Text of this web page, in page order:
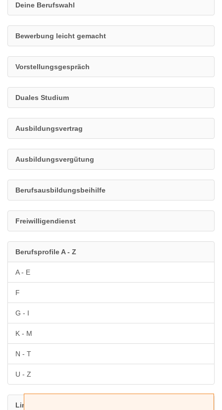
Deine Berufswahl
Bewerbung leicht gemacht
Vorstellungsgespräch
Duales Studium
Ausbildungsvertrag
Ausbildungsvergütung
Berufsausbildungsbeihilfe
Freiwilligendienst
Berufsprofile A - Z
A - E
F
G - I
K - M
N - T
U - Z
Link auf diese Seiten